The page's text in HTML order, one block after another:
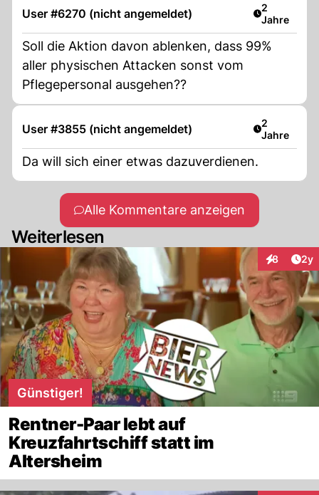
User #6270 (nicht angemeldet) Artikel
2
Jahre
Soll die Aktion davon ablenken, dass 99%
aller physischen Attacken sonst vom
Pflegepersonal ausgehen??
User #3855 (nicht angemeldet) Artikel
2
Jahre
Da will sich einer etwas dazuverdienen.
Alle Kommentare anzeigen
Weiterlesen
8 2y
Günstiger!
Rentner-Paar lebt auf
Kreuzfahrtschiff statt im
Altersheim